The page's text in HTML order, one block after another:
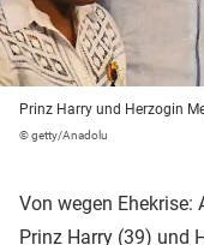
Prinz Harry und Herzogin
© getty/Anadolu
Von wegen Ehekrise:
Prinz Harry (39) und